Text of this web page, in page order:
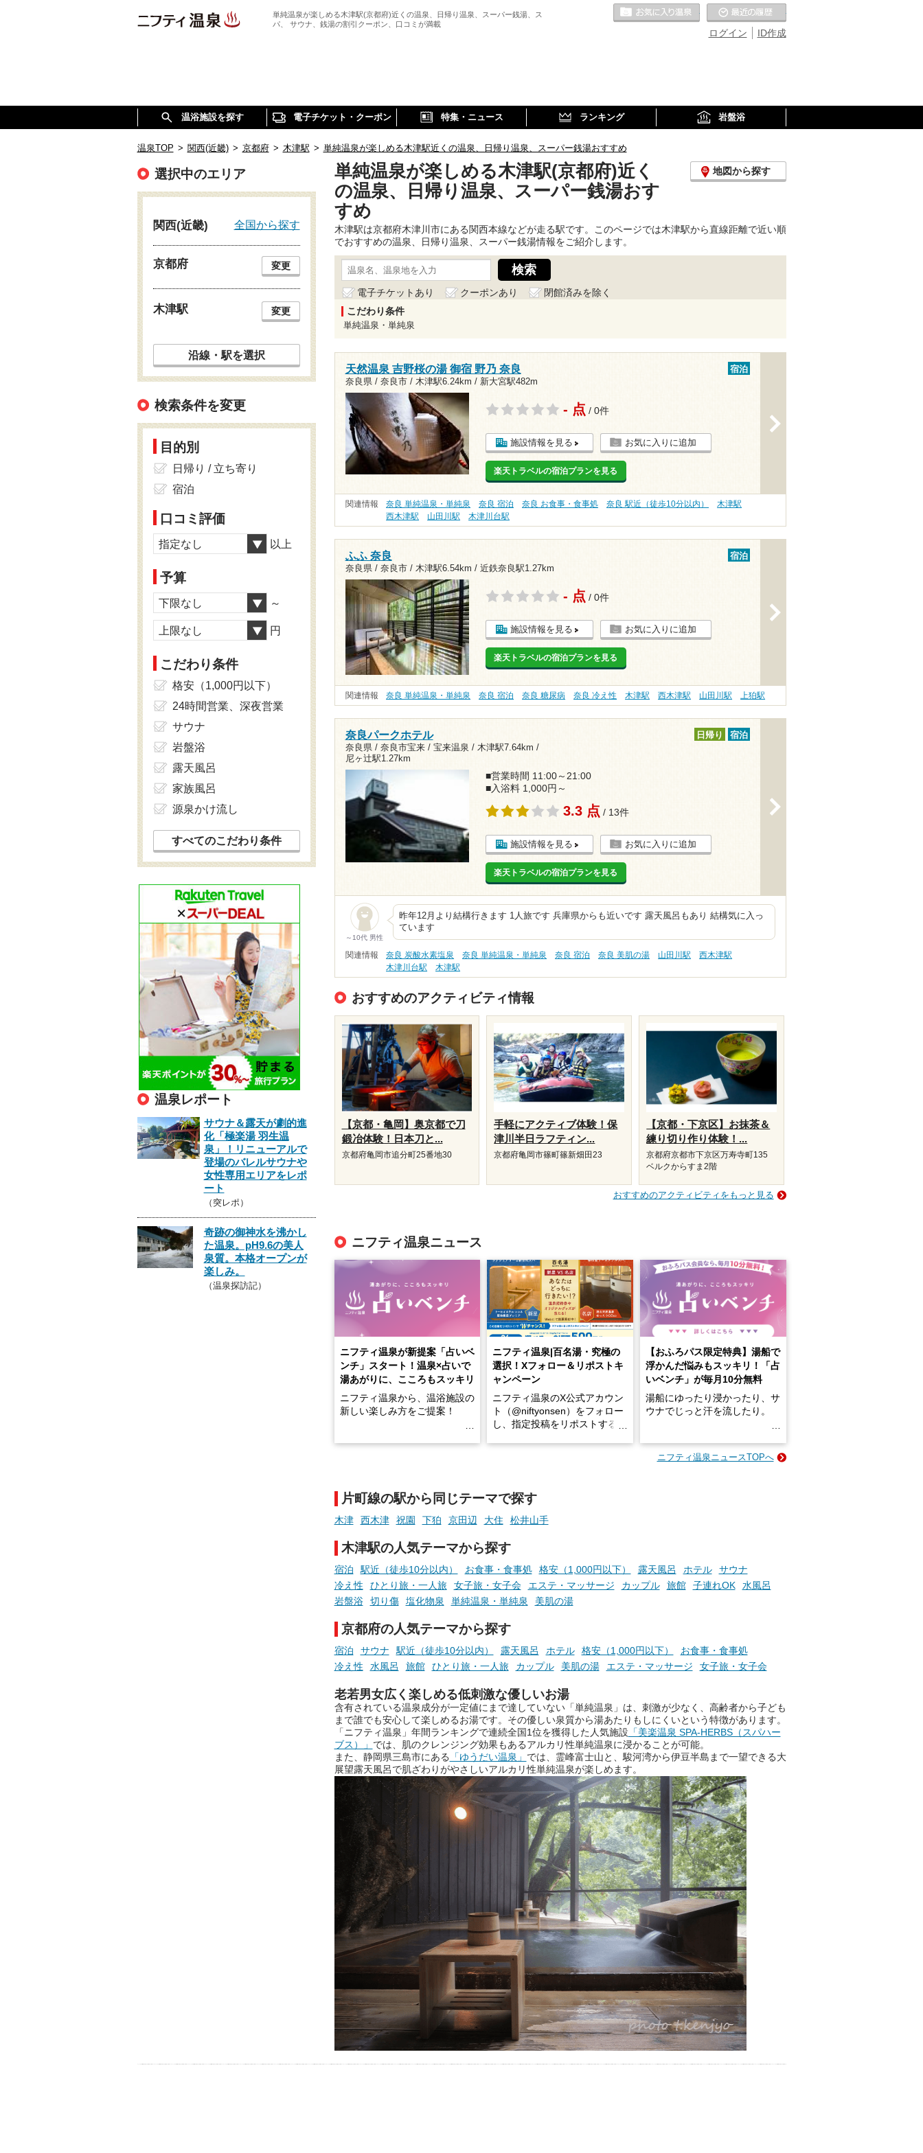
単純温泉が楽しめる木津駅(京都府)近くの温泉、日帰り温泉、スーパー銭湯、ス
パ、 サウナ、銭湯の割引クーポン、口コミが満載
ID作成
ログイン
お気に入りの温泉
温浴施設を探す 電子チケット・クーポン 特集・ニュース ランキング 岩盤浴
温泉TOP > 関西(近畿) > 京都府 > 木津駅 > 単純温泉が楽しめる木津駅近くの温泉、日帰り温泉、スーパー銭湯おすすめ
単純温泉が楽しめる木津駅(京都府)近く
の温泉、日帰り温泉、スーパー銭湯おす
すめ
地図から探す
木津駅は京都府木津川市にある関西本線などが走る駅です。このページでは木津駅から直線距離で近い順
でおすすめの温泉、日帰り温泉、スーパー銭湯情報をご紹介します。
電子チケットあり クーポンあり
閉館済みを除く
こだわり条件
単純温泉・単純泉
天然温泉 吉野桜の湯 御宿 野乃 奈良
奈良県 / 奈良市 / 木津駅6.24km / 新大宮駅482m
宿泊
- 点 / 0件
施設情報を見る お気に入りに追加
楽天トラベルの宿泊プランを見る
関連情報 奈良 単純温泉・単純泉 奈良 宿泊 奈良 お食事・食事処 奈良 駅近（徒歩10分以内）
木津駅
西木津駅
山田川駅 木津川台駅
ふふ 奈良
奈良県 / 奈良市 / 木津駅6.54km / 近鉄奈良駅1.27km
宿泊
- 点 / 0件
施設情報を見る お気に入りに追加
楽天トラベルの宿泊プランを見る
関連情報 奈良 単純温泉・単純泉 奈良 宿泊 奈良 糖尿病 奈良 冷え性 木津駅 西木津駅 山田川駅 上狛駅
奈良パークホテル
奈良県 / 奈良市宝来 / 宝来温泉 / 木津駅7.64km /
尼ヶ辻駅1.27km
日帰り 宿泊
■営業時間 11:00～21:00
■入浴料 1,000円～
3.3 点 / 13件
施設情報を見る お気に入りに追加
楽天トラベルの宿泊プランを見る
～10代 男性
昨年12月より結構行きます 1人旅です 兵庫県からも近いです 露天風呂もあり 結構気に入っ
ています
関連情報 奈良 炭酸水素塩泉 奈良 単純温泉・単純泉 奈良 宿泊 奈良 美肌の湯 山田川駅
西木津駅
木津川台駅
木津駅
おすすめのアクティビティ情報
【京都・亀岡】奥京都で刀
鍛冶体験！日本刀と...
京都府亀岡市追分町25番地30
手軽にアクティブ体験！保
津川半日ラフティン...
京都府亀岡市篠町篠新畑田23
【京都・下京区】お抹茶＆
練り切り作り体験！...
京都府京都市下京区万寿寺町135
ベルクからすま2階
おすすめのアクティビティをもっと見る
ニフティ温泉ニュース
ニフティ温泉が新提案「占いベ
ンチ」スタート！温泉×占いで
湯あがりに、こころもスッキリ
ニフティ温泉から、温浴施設の
新しい楽しみ方をご提案！
手相やタロットなど気軽に楽し
める占いで、“ととのう”おふろ
時間を、もっと特別に。
ニフティ温泉|百名湯・究極の
選択！Xフォロー＆リポストキ
ャンペーン
ニフティ温泉のX公式アカウン
ト（@niftyonsen）をフォロー
し、指定投稿をリポストする
【おふろパス限定特典】湯船で
浮かんだ悩みもスッキリ！「占
いベンチ」が毎月10分無料
湯船にゆったり浸かったり、サ
ウナでじっと汗を流したり。
そんな「一人でぼんやり過ごす
お風呂でリラックスしているか
らこそ向き合える、大切な自分
の本音。
たら素敵ですよね。
は、そんなあなたの心のつぶや
きをプロの占い師に相談するこ
とができるサービスです。
おふろパス会員様なら、この特
別なひとときを「毎月10分無
料」でご利用いただけます。
お湯で体がほぐれたら、次は占
い師さんとお話しして、心もほ
ぐしてみませんか？
ニフティ温泉ニュースTOPへ
片町線の駅から同じテーマで探す
木津 西木津 祝園 下狛 京田辺 大住 松井山手
木津駅の人気テーマから探す
宿泊 駅近（徒歩10分以内） お食事・食事処 格安（1,000円以下） 露天風呂 ホテル
サウナ
冷え性
ひとり旅・一人旅 女子旅・女子会 エステ・マッサージ カップル 旅館 子連れOK
水風呂
岩盤浴
切り傷 塩化物泉 単純温泉・単純泉 美肌の湯
京都府の人気テーマから探す
宿泊 サウナ 駅近（徒歩10分以内） 露天風呂 ホテル 格安（1,000円以下）
お食事・食事処
冷え性
水風呂 旅館 ひとり旅・一人旅 カップル 美肌の湯 エステ・マッサージ 女子旅・女子会
老若男女広く楽しめる低刺激な優しいお湯
含有されている温泉成分が一定値にまで達していない「単純温泉」は、刺激が少なく、高齢者から子ども
まで誰でも安心して楽しめるお湯です。その優しい泉質から湯あたりもしにくいという特徴があります。
「ニフティ温泉」年間ランキングで連続全国1位を獲得した人気施設 「美楽温泉 SPA-HERBS（スパハー
ブス）」 では、肌のクレンジング効果もあるアルカリ性単純温泉に浸かることが可能。
また、静岡県三島市にある 「ゆうだい温泉」 では、霊峰富士山と、駿河湾から伊豆半島まで一望できる大
展望露天風呂で肌ざわりがやさしいアルカリ性単純温泉が楽しめます。
選択中のエリア
関西(近畿) 全国から探す
京都府 変更
木津駅 変更
沿線・駅を選択
検索条件を変更
目的別
日帰り / 立ち寄り
宿泊
口コミ評価
指定なし 以上
予算
下限なし ～
上限なし 円
こだわり条件
格安（1,000円以下）
24時間営業、深夜営業
サウナ
岩盤浴
露天風呂
家族風呂
源泉かけ流し
すべてのこだわり条件
温泉レポート
サウナ＆露天が劇的進
化「極楽湯 羽生温
泉」！リニューアルで
登場のバレルサウナや
女性専用エリアをレポ
ート
（突レポ）
奇跡の御神水を沸かし
た温泉。pH9.6の美人
泉質。本格オープンが
楽しみ。
（温泉探訪記）